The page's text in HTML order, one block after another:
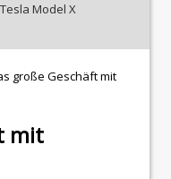
Tesla Model X
große Geschäft mit
mit